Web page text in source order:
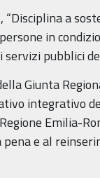
“Disciplina a
in
pubblici
Giunta
integrativo
Emilia-
e al